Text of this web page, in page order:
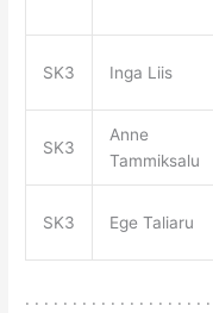
SK3 Inga Liis
SK3
Anne
Tammiksalu
SK3 Ege Taliaru
. . . . . . . . . . . . . . . . . . .